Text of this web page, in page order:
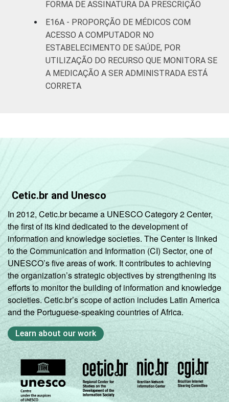
FORMA DE ASSINATURA DA PRESCRIÇÃO
E16A - PROPORÇÃO DE MÉDICOS COM
ACESSO A COMPUTADOR NO
ESTABELECIMENTO DE SAÚDE, POR
UTILIZAÇÃO DO RECURSO QUE MONITORA SE
A MEDICAÇÃO A SER ADMINISTRADA ESTÁ
CORRETA
Cetic.br and Unesco
In 2012, Cetic.br became a UNESCO Category 2 Center,
the first of its kind dedicated to the development of
information and knowledge societies. The Center is linked
to the Communication and Information (CI) Sector, one of
UNESCO’s five areas of work. It contributes to achieving
the organization’s strategic objectives by strengthening its
efforts to monitor the building of information and knowledge
societies. Cetic.br’s scope of action includes Latin America
and the Portuguese-speaking countries of Africa.
Learn about our work